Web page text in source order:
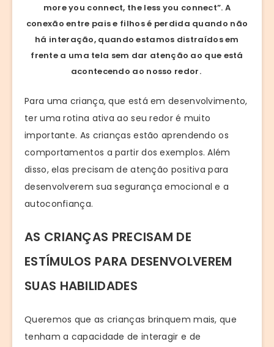
more you connect, the less you connect”. A
conexão entre pais e filhos é perdida quando não
há interação, quando estamos distraídos em
frente a uma tela sem dar atenção ao que está
acontecendo ao nosso redor.
Para uma criança, que está em desenvolvimento,
ter uma rotina ativa ao seu redor é muito
importante. As crianças estão aprendendo os
comportamentos a partir dos exemplos. Além
disso, elas precisam de atenção positiva para
desenvolverem sua segurança emocional e a
autoconfiança.
AS CRIANÇAS PRECISAM DE
ESTÍMULOS PARA DESENVOLVEREM
SUAS HABILIDADES
Queremos que as crianças brinquem mais, que
tenham a capacidade de interagir e de